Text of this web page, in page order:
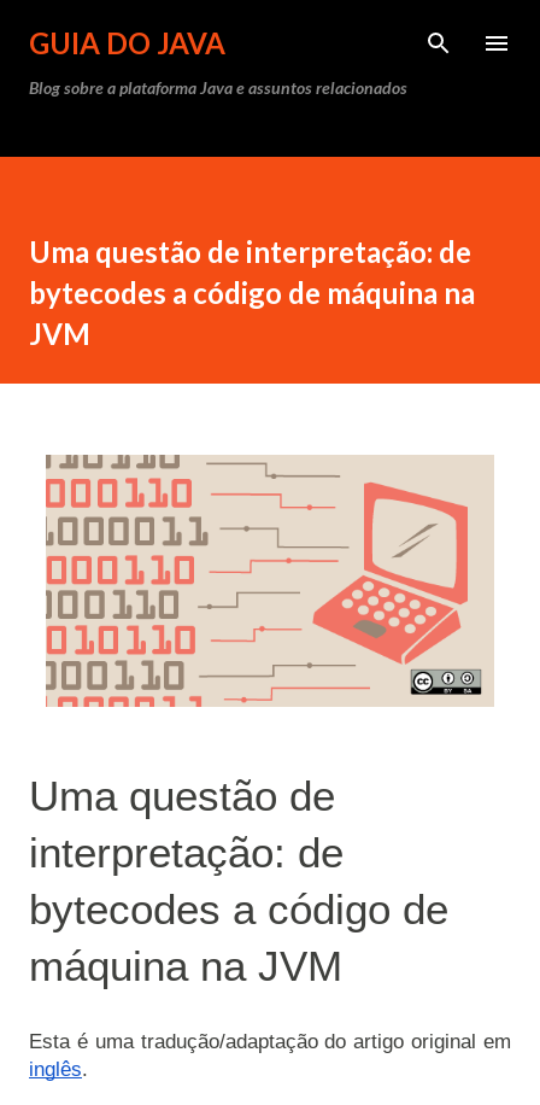
Pular para o conteúdo principal
GUIA DO JAVA
Blog sobre a plataforma Java e assuntos relacionados
Uma questão de interpretação: de
bytecodes a código de máquina na
JVM
Uma questão de
interpretação: de
bytecodes a código de
máquina na JVM
inglês.